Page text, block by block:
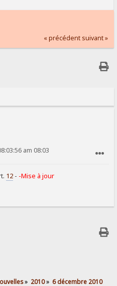
« précédent suivant »
am 08:03
12 - -Mise à jour
» 2010» 6 décembre 2010